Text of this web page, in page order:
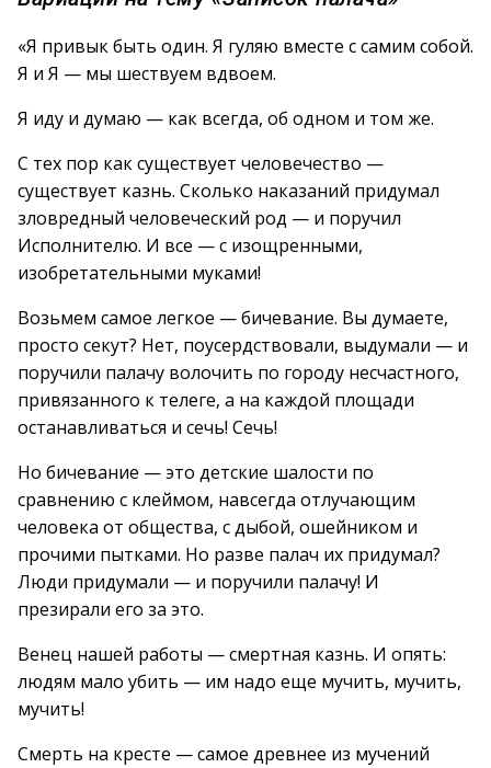
«Я привык быть один. Я гуляю вместе с самим собой.
Я и Я — мы шествуем вдвоем.
Я иду и думаю — как всегда, об одном и том же.
С тех пор как существует человечество —
существует казнь. Сколько наказаний придумал
зловредный человеческий род — и поручил
Исполнителю. И все — с изощренными,
изобретательными муками!
Возьмем самое легкое — бичевание. Вы думаете,
просто секут? Нет, поусердствовали, выдумали — и
поручили палачу волочить по городу несчастного,
привязанного к телеге, а на каждой площади
останавливаться и сечь! Сечь!
Но бичевание — это детские шалости по
сравнению с клеймом, навсегда отлучающим
человека от общества, с дыбой, ошейником и
прочими пытками. Но разве палач их придумал?
Люди придумали — и поручили палачу! И
презирали его за это.
Венец нашей работы — смертная казнь. И опять:
людям мало убить — им надо еще мучить, мучить,
мучить!
Смерть на кресте — самое древнее из мучений